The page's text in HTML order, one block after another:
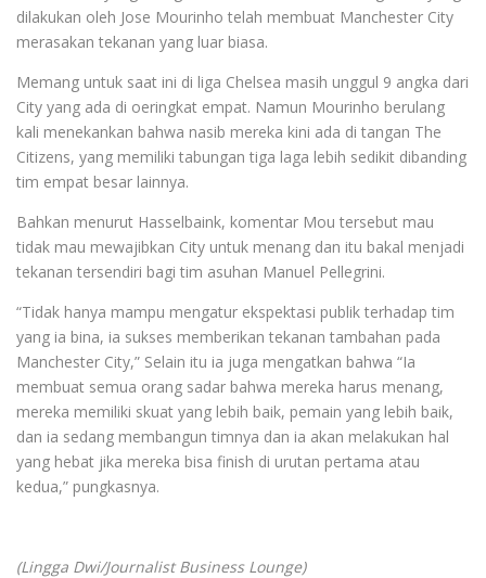
dilakukan oleh Jose Mourinho telah membuat Manchester City
merasakan tekanan yang luar biasa.
Memang untuk saat ini di liga Chelsea masih unggul 9 angka dari
City yang ada di oeringkat empat. Namun Mourinho berulang
kali menekankan bahwa nasib mereka kini ada di tangan The
Citizens, yang memiliki tabungan tiga laga lebih sedikit dibanding
tim empat besar lainnya.
Bahkan menurut Hasselbaink, komentar Mou tersebut mau
tidak mau mewajibkan City untuk menang dan itu bakal menjadi
tekanan tersendiri bagi tim asuhan Manuel Pellegrini.
“Tidak hanya mampu mengatur ekspektasi publik terhadap tim
yang ia bina, ia sukses memberikan tekanan tambahan pada
Manchester City,” Selain itu ia juga mengatkan bahwa “Ia
membuat semua orang sadar bahwa mereka harus menang,
mereka memiliki skuat yang lebih baik, pemain yang lebih baik,
dan ia sedang membangun timnya dan ia akan melakukan hal
yang hebat jika mereka bisa finish di urutan pertama atau
kedua,” pungkasnya.
(Lingga Dwi/Journalist Business Lounge)